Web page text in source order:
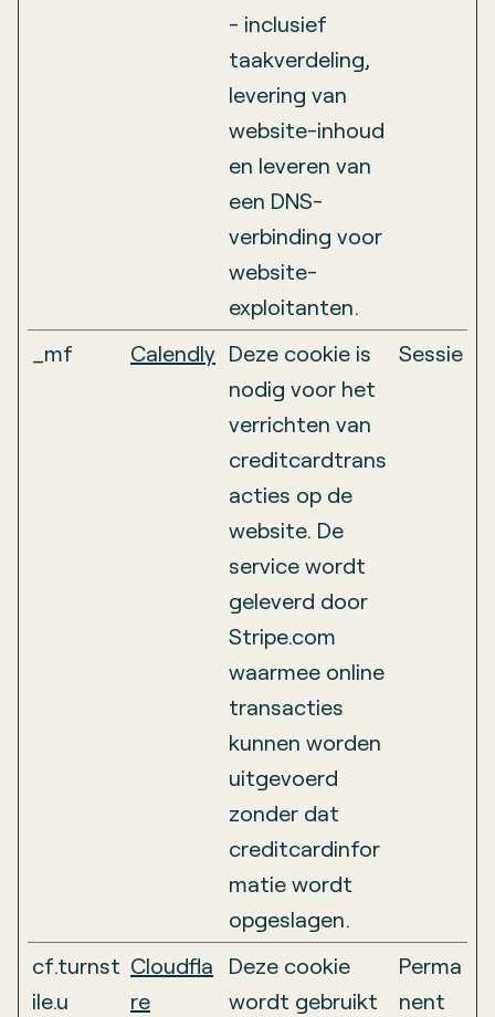
- inclusief
taakverdeling,
levering van
website-inhoud
en leveren van
een DNS-
verbinding voor
website-
exploitanten.
_mf
Calendly Deze cookie is
nodig voor het
verrichten van
creditcardtrans
acties op de
website. De
service wordt
geleverd door
Stripe.com
waarmee online
transacties
kunnen worden
uitgevoerd
zonder dat
creditcardinfor
matie wordt
opgeslagen.
Sessie
cf.turnst
ile.u
Cloudfla
re
Deze cookie
wordt gebruikt
Perma
nent